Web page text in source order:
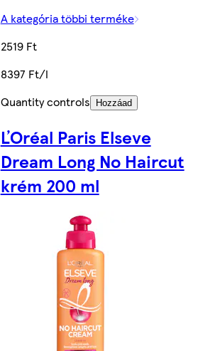
A kategória többi terméke
2519 Ft
8397 Ft/l
Quantity controls
Hozzáad
ĽOréal Paris Elseve
Dream Long No Haircut
krém 200 ml